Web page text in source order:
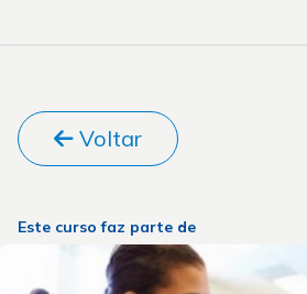
Voltar
Este curso faz parte de